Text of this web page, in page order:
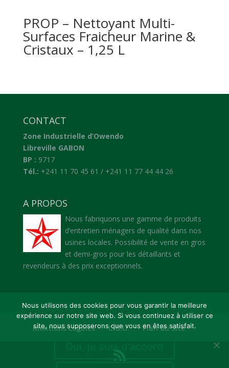
PROP – Nettoyant Multi-
Surfaces Fraicheur Marine &
Cristaux – 1,25 L
CONTACT
Zone Industrielle d’Owendo
Libreville GABON
BP : 9717
Tél.: +241 11 70 45 61 / +241 11 77 44 44 26
A PROPOS
Nous fabriquons une gamme de produits
d’entretien ménagers de qualité dans nos
usines locales. Possibilité de vente en gros
et demi-gros pour les détaillants et
revendeurs à des prix exceptionnels.
Mentions Légales C.G.U. Plan du Site
Nous utilisons des cookies pour vous garantir la meilleure
expérience sur notre site web. Si vous continuez à utiliser ce
site, nous supposerons que vous en êtes satisfait.
Oui, je suis d'accord